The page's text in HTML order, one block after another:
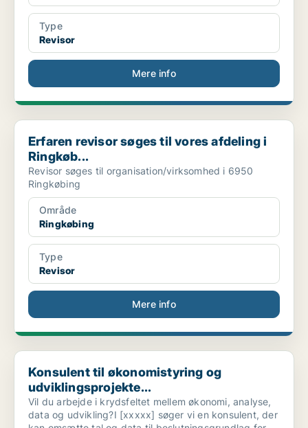
Type
Revisor
Mere info
Erfaren revisor søges til vores afdeling i Ringkøb...
Erfaren revisor søges til vores afdeling i
Ringkøb...
Revisor søges til organisation/virksomhed i 6950
Ringkøbing
Område
Ringkøbing
Type
Revisor
Mere info
Konsulent til økonomistyring og udviklingsprojekte...
Konsulent til økonomistyring og
udviklingsprojekte...
Vil du arbejde i krydsfeltet mellem økonomi, analyse,
data og udvikling?I [xxxxx] søger vi en konsulent, der